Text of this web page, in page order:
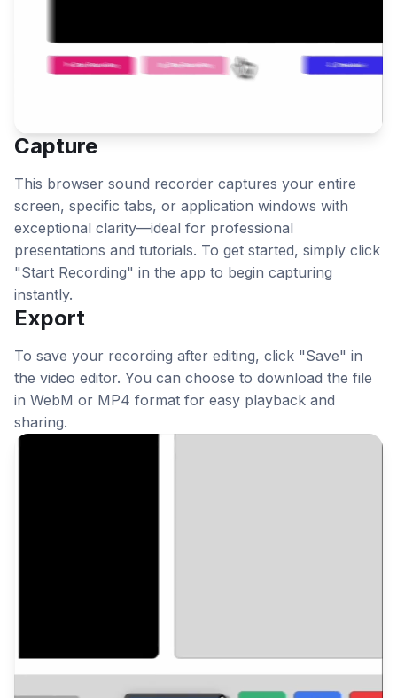
Capture
This browser sound recorder captures your entire
screen, specific tabs, or application windows with
exceptional clarity—ideal for professional
presentations and tutorials. To get started, simply click
"Start Recording" in the app to begin capturing
instantly.
Export
To save your recording after editing, click "Save" in
the video editor. You can choose to download the file
in WebM or MP4 format for easy playback and
sharing.